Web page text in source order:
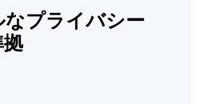
プライバシー